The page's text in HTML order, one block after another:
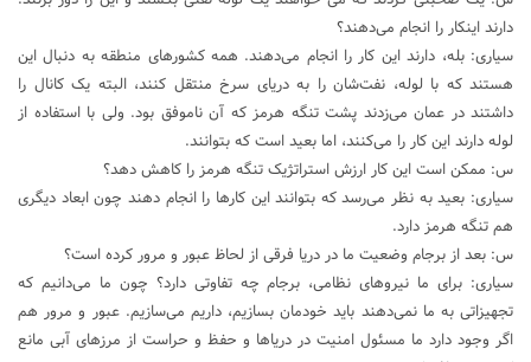
دارند اینکار را انجام می‌دهند؟
سیاری: بله، دارند این کار را انجام می‌دهند. همه کشورهای منطقه به دنبال این
هستند که با لوله، نفت‌شان را به دریای سرخ منتقل کنند، البته یک کانال را
داشتند در عمان می‌زدند پشت تنگه هرمز که آن ناموفق بود. ولی با استفاده از
لوله دارند این کار را می‌کنند، اما بعید است که بتوانند.
س: ممکن است این کار ارزش استراتژیک تنگه هرمز را کاهش دهد؟
سیاری: بعید به نظر می‌رسد که بتوانند این کارها را انجام دهند چون ابعاد دیگری
هم تنگه هرمز دارد.
س: بعد از برجام وضعیت ما در دریا فرقی از لحاظ عبور و مرور کرده است؟
سیاری: برای ما نیروهای نظامی، برجام چه تفاوتی دارد؟ چون ما می‌دانیم که
تجهیزاتی به ما نمی‌دهند باید خودمان بسازیم، داریم می‌سازیم. عبور و مرور هم
اگر وجود دارد ما مسئول امنیت در دریاها و حفظ و حراست از مرزهای آبی مانع